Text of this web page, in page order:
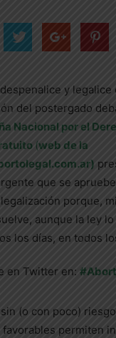
y legalice
del postergado
Nacional por el
(web de la
)
que se
porque,
aunque la ley
los días, en todos
en Twitter en:
(o con poco)
permiten